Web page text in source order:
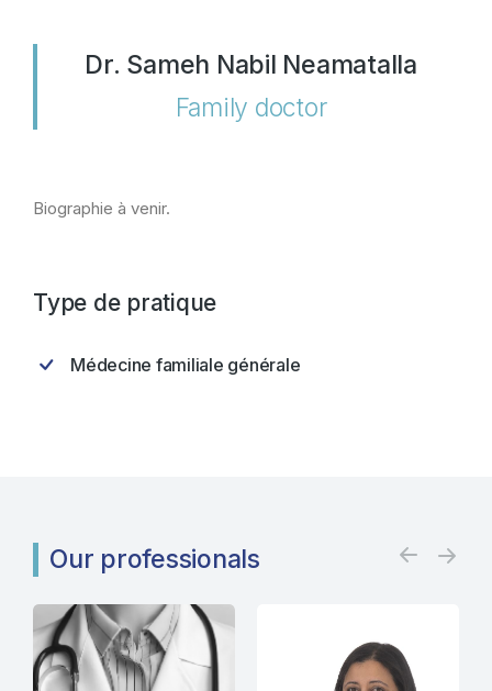
Dr. Sameh Nabil Neamatalla
Family doctor
Biographie à venir.
Type de pratique
Médecine familiale générale
Our professionals